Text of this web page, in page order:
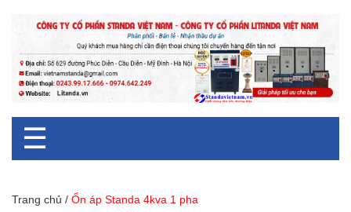
☰
Trang chủ / Ổn áp Standa 4kva 1 pha